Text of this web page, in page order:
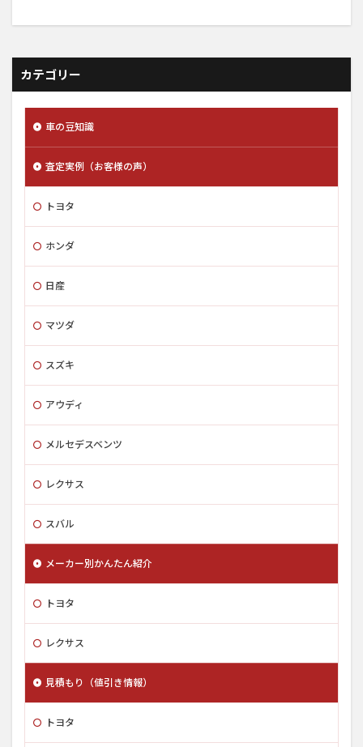
カテゴリー
車の豆知識
査定実例（お客様の声）
トヨタ
ホンダ
日産
マツダ
スズキ
アウディ
メルセデスベンツ
レクサス
スバル
メーカー別かんたん紹介
トヨタ
レクサス
見積もり（値引き情報）
トヨタ